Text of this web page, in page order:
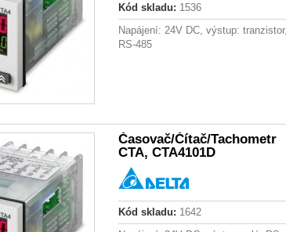
Kód skladu: 1536
Napájení: 24V DC, výstup: tranzistor,
RS-485
Časovač/Čítač/Tachometr
CTA, CTA4101D
Kód skladu: 1642